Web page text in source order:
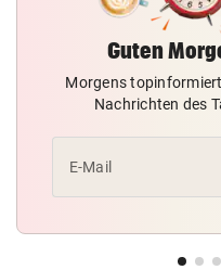
Guten
Morgens
Nachrichten des
E-Mail